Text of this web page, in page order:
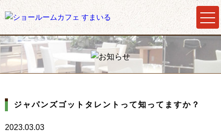
ジャパンズゴットタレントって知ってますか？
2023.03.03